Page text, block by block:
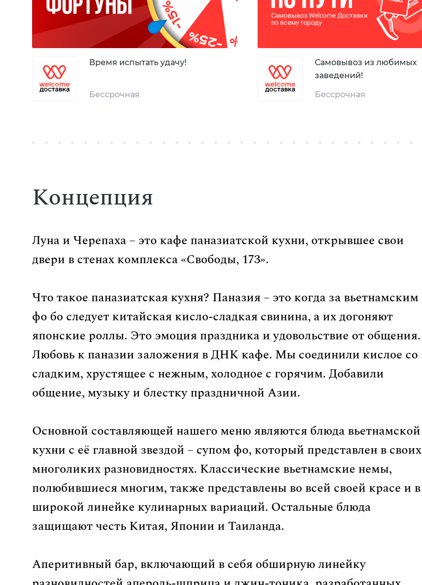
Время испытать удачу!
Бессрочная
Самовывоз из любимых
заведений!
Бессрочная
Концепция
Луна и Черепаха – это кафе паназиатской кухни, открывшее свои
двери в стенах комплекса «Свободы, 173».
Что такое паназиатская кухня? Паназия – это когда за вьетнамским
фо бо следует китайская кисло-сладкая свинина, а их догоняют
японские роллы. Это эмоция праздника и удовольствие от общения.
Любовь к паназии заложения в ДНК кафе. Мы соединили кислое со
сладким, хрустящее с нежным, холодное с горячим. Добавили
общение, музыку и блестку праздничной Азии.
Основной составляющей нашего меню являются блюда вьетнамской
кухни с её главной звездой – супом фо, который представлен в своих
многоликих разновидностях. Классические вьетнамские немы,
полюбившиеся многим, также представлены во всей своей красе и в
широкой линейке кулинарных вариаций. Остальные блюда
защищают честь Китая, Японии и Таиланда.
Аперитивный бар, включающий в себя обширную линейку